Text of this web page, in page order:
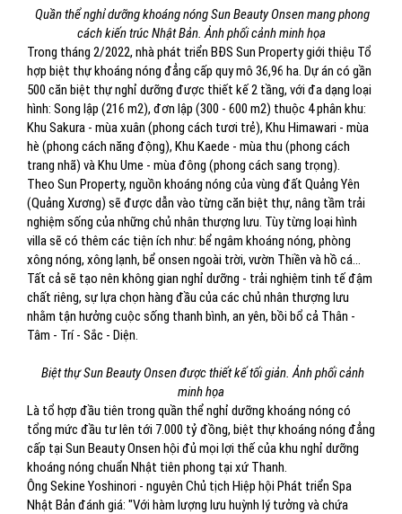
Quần thể nghỉ dưỡng khoáng nóng Sun Beauty Onsen mang phong
cách kiến trúc Nhật Bản. Ảnh phối cảnh minh họa
Trong tháng 2/2022, nhà phát triển BĐS Sun Property giới thiệu Tổ
hợp biệt thự khoáng nóng đẳng cấp quy mô 36,96 ha. Dự án có gần
500 căn biệt thự nghỉ dưỡng được thiết kế 2 tầng, với đa dạng loại
hình: Song lập (216 m2), đơn lập (300 - 600 m2) thuộc 4 phân khu:
Khu Sakura - mùa xuân (phong cách tươi trẻ), Khu Himawari - mùa
hè (phong cách năng động), Khu Kaede - mùa thu (phong cách
trang nhã) và Khu Ume - mùa đông (phong cách sang trọng).
Theo Sun Property, nguồn khoáng nóng của vùng đất Quảng Yên
(Quảng Xương) sẽ được dẫn vào từng căn biệt thự, nâng tầm trải
nghiệm sống của những chủ nhân thượng lưu. Tùy từng loại hình
villa sẽ có thêm các tiện ích như: bể ngâm khoáng nóng, phòng
xông nóng, xông lạnh, bể onsen ngoài trời, vườn Thiền và hồ cá…
Tất cả sẽ tạo nên không gian nghỉ dưỡng - trải nghiệm tinh tế đậm
chất riêng, sự lựa chọn hàng đầu của các chủ nhân thượng lưu
nhằm tận hưởng cuộc sống thanh bình, an yên, bồi bổ cả Thân -
Tâm - Trí - Sắc - Diện.
Biệt thự Sun Beauty Onsen được thiết kế tối giản. Ảnh phối cảnh
minh họa
Là tổ hợp đầu tiên trong quần thể nghỉ dưỡng khoáng nóng có
tổng mức đầu tư lên tới 7.000 tỷ đồng, biệt thự khoáng nóng đẳng
cấp tại Sun Beauty Onsen hội đủ mọi lợi thế của khu nghỉ dưỡng
khoáng nóng chuẩn Nhật tiên phong tại xứ Thanh.
Ông Sekine Yoshinori - nguyên Chủ tịch Hiệp hội Phát triển Spa
Nhật Bản đánh giá: "Với hàm lượng lưu huỳnh lý tưởng và chứa